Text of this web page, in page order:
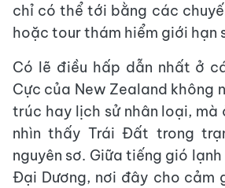
chỉ có thể tới bằng các
hoặc tour thám hiểm giới hạn
Có lẽ điều hấp dẫn nhất ở
Cực của New Zealand không
trúc hay lịch sử nhân loại, mà
nhìn thấy Trái Đất trong
nguyên sơ. Giữa tiếng gió
Đại Dương, nơi đây cho cảm